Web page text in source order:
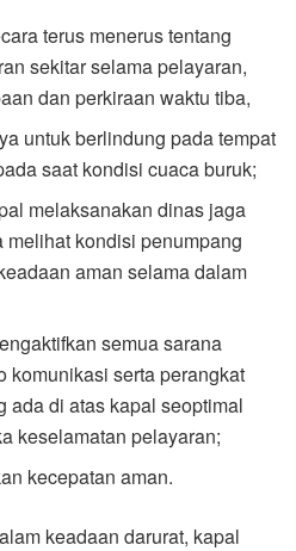
terus menerus tentang
sekitar selama pelayaran,
dan perkiraan waktu tiba,
untuk berlindung pada tempat
saat kondisi cuaca buruk;
melaksanakan dinas jaga
melihat kondisi penumpang
aman selama dalam
semua sarana
komunikasi serta perangkat
ada di atas kapal seoptimal
keselamatan pelayaran;
kecepatan aman.
keadaan darurat, kapal